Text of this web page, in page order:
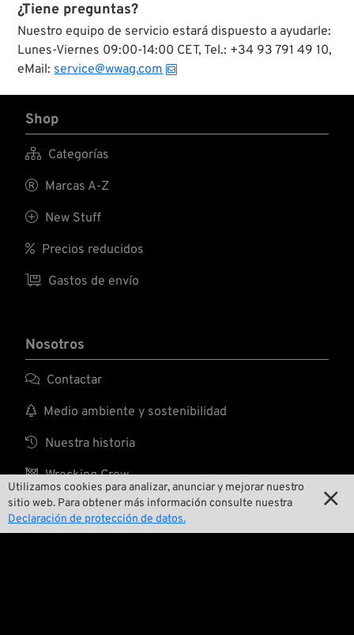
Utilizamos cookies para analizar, anunciar y mejorar nuestro
sitio web. Para obtener más información consulte nuestra
Declaración de protección de datos.

¿Tiene preguntas?
Nuestro equipo de servicio estará dispuesto a ayudarle:
Lunes-Viernes 09:00-14:00 CET, Tel.: +34 93 791 49 10,
eMail:service@wwag.com
Shop
 Categorías
 Marcas A-Z
 New Stuff
 Precios reducidos
 Gastos de envío
Nosotros
 Contactar
 Medio ambiente y sostenibilidad
 Nuestra historia
 Wrecking Crew
Pan-O-Rama